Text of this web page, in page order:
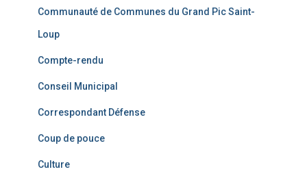
Communauté de Communes du Grand Pic Saint-
Loup
Compte-rendu
Conseil Municipal
Correspondant Défense
Coup de pouce
Culture